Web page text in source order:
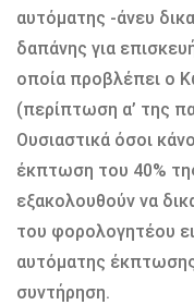
αυτόματης -άνευ
δαπάνης για
οποία προβλέπει ο
(περίπτωση α’ της
Ουσιαστικά όσοι
έκπτωση του 40%
εξακολουθούν να
του φορολογητέου
αυτόματης
συντήρηση.